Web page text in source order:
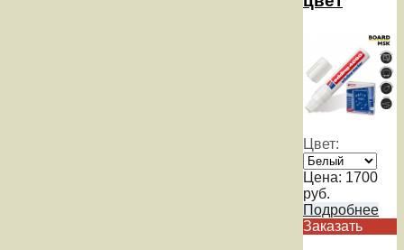
Цвет:
Цена: 1700
руб.
Подробнее
Заказать